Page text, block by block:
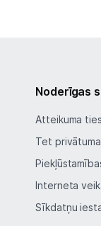
Noderīgas
Atteikuma
Tet
Interneta
Sīkdatņu